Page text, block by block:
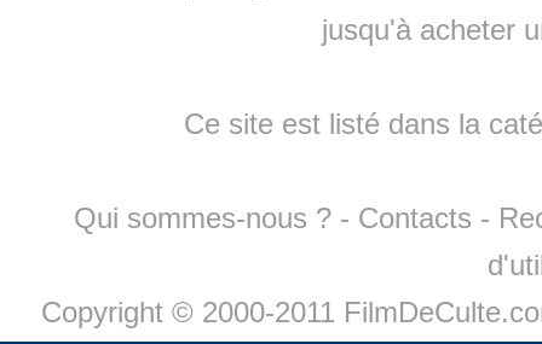
jusqu'à acheter
Ce site est listé dans la
Qui sommes-nous ? - Contacts -
Copyright © 2000-2011